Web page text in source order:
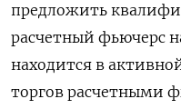
предложить
расчетный фьючерс
находится в
торгов расчетными